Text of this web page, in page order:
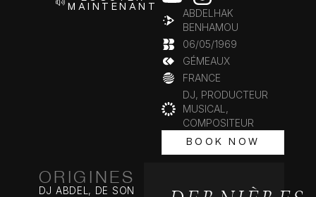
MAINTENANT
ABDELHAK
BENHAMOU
06/05/1969
GÉMEAUX
FRANCE
DJ, PRODUCTEUR
MUSICAL,
COMPOSITEUR
BOOK NOW
ORIGINES
DJ ABDEL, DE SON